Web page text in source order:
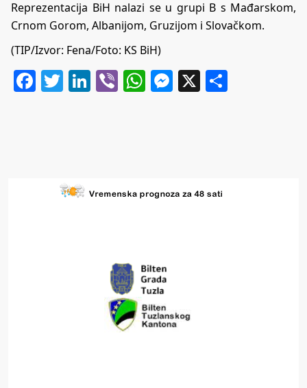
Reprezentacija BiH nalazi se u grupi B s Mađarskom,
Crnom Gorom, Albanijom, Gruzijom i Slovačkom.
(TIP/Izvor: Fena/Foto: KS BiH)
Facebook
Twitter
LinkedIn
ViberWhatsApp
Messenger
X